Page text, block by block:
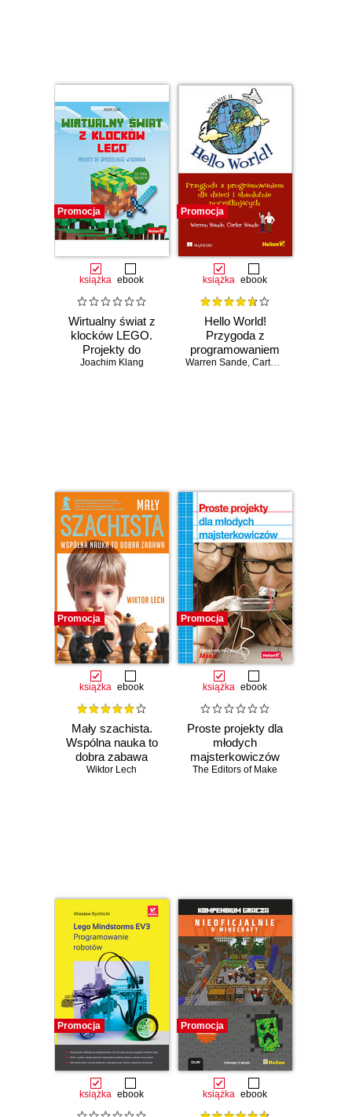
Promocja
książka ebook
Wirtualny świat z
klocków LEGO.
Projekty do
samodzielnego
Joachim Klang
Promocja
książka ebook
Hello World!
Przygoda z
programowaniem
dla dzieci i
Warren Sande, Carter Sande
Promocja
książka ebook
Mały szachista.
Wspólna nauka to
dobra zabawa
Wiktor Lech
Promocja
książka ebook
Proste projekty dla
młodych
majsterkowiczów
The Editors of Make
Promocja
książka ebook
Promocja
książka ebook